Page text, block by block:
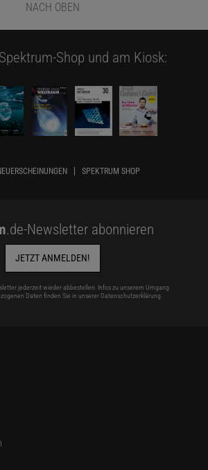
NACH OBEN
Shop und am Kiosk:
SPEKTRUM SHOP
.de-Newsletter abonnieren
JETZT ANMELDEN!
jederzeit wieder abbestellen. Infos zu unserem Umgang
Daten finden Sie in unserer Datenschutzerklärung